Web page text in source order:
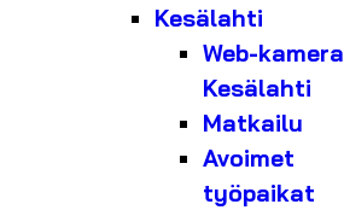
Kesälahti
Web-kamera
Kesälahti
Matkailu
Avoimet
työpaikat